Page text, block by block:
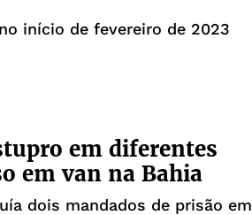
início de fevereiro de 2023
em diferentes
em van na Bahia
dois mandados de prisão em